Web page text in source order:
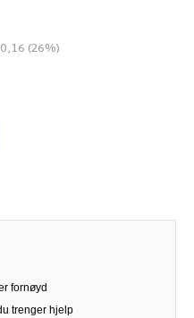
(26%)
fornøyd
trenger hjelp